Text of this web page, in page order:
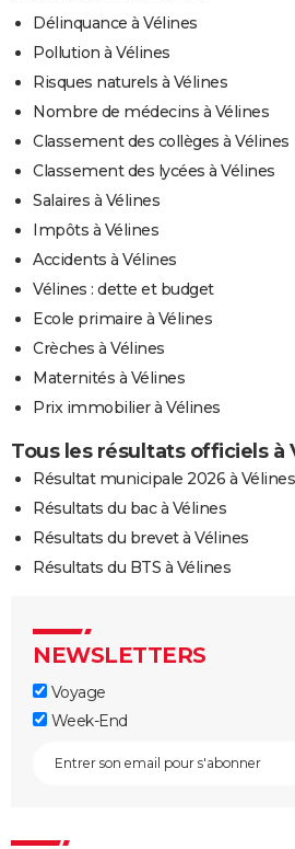
Délinquance à Vélines
Pollution à Vélines
Risques naturels à Vélines
Nombre de médecins à Vélines
Classement des collèges à Vélines
Classement des lycées à Vélines
Salaires à Vélines
Impôts à Vélines
Accidents à Vélines
Vélines : dette et budget
Ecole primaire à Vélines
Crèches à Vélines
Maternités à Vélines
Prix immobilier à Vélines
Tous les résultats officiels à
Résultat municipale 2026 à Vélines
Résultats du bac à Vélines
Résultats du brevet à Vélines
Résultats du BTS à Vélines
NEWSLETTERS
Voyage
Week-End